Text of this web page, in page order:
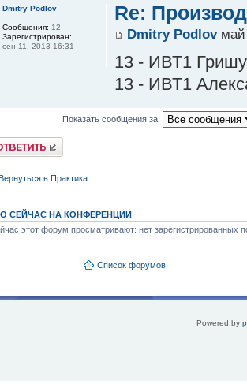
Re:
Dmitry Podlovмай
13 - ИВТ1
13 - ИВТ1
Dmitry Podlov
Сообщения: 12
Зарегистрирован:
сен 11, 2013 16:31
Показать сообщения за:
Вернуться в Практика
СЕЙЧАС НА КОНФЕРЕНЦИИ
этот форум просматривают: нет зарегистрированных
Список форумов
Powered by